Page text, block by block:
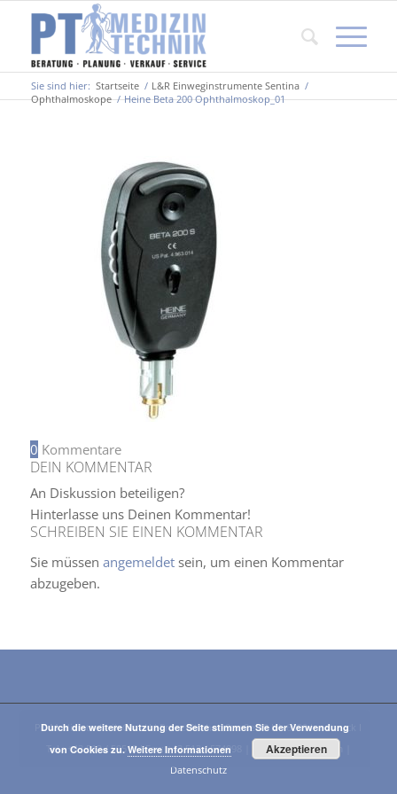
Sie sind hier: Startseite / L&R Einweginstrumente Sentina /
Ophthalmoskope / Heine Beta 200 Ophthalmoskop_01
0 Kommentare
DEIN KOMMENTAR
An Diskussion beteiligen?
Hinterlasse uns Deinen Kommentar!
SCHREIBEN SIE EINEN KOMMENTAR
Sie müssen angemeldetsein, um einen Kommentar
abzugeben.
PT-Medizintechnik GmbH I Franz-Fischer-Straße 19 I A-6020 Innsbruck I
Tel.: +43 512 / 59515 I Fax: +43 512 / 574098 |
E-Mail|Impressum
Datenschutz
Durch die weitere Nutzung der Seite stimmen Sie der Verwendung
von Cookies zu.Weitere Informationen Akzeptieren